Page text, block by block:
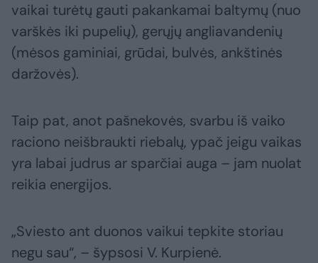
vaikai turėtų gauti pakankamai baltymų (nuo
varškės iki pupelių), gerųjų angliavandenių
(mėsos gaminiai, grūdai, bulvės, ankštinės
daržovės).
Taip pat, anot pašnekovės, svarbu iš vaiko
raciono neišbraukti riebalų, ypač jeigu vaikas
yra labai judrus ar sparčiai auga – jam nuolat
reikia energijos.
„Sviesto ant duonos vaikui tepkite storiau
negu sau“, – šypsosi V. Kurpienė.